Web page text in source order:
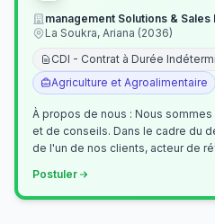
management Solutions &
La Soukra, Ariana (2036)
CDI - Contrat à Durée
Agriculture et Agroalimentaire
À propos de nous : Nous
et de conseils. Dans le cadre du
de l'un de nos clients, acteur de
Postuler